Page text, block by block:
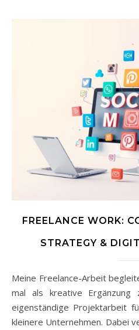
FREELANCE WORK:
STRATEGY &
Meine Freelance-Arbeit begleitet mich seit vielen Jahren —
mal als kreative
eigenständige Projektarbeit
kleinere Unternehmen. Dabei